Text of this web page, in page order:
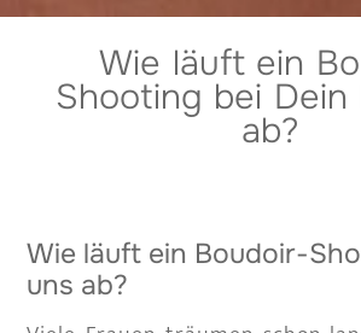
Wie läuft ein
Shooting bei Dein
ab?
Wie läuft ein Boudoir-
uns ab?